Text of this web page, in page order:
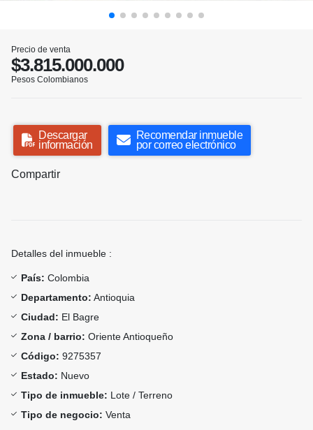
Precio de venta
$3.815.000.000
Pesos Colombianos
Descargar
información
Recomendar inmueble
por correo electrónico
Compartir
Detalles del inmueble :
País: Colombia
Departamento: Antioquia
Ciudad: El Bagre
Zona / barrio: Oriente Antioqueño
Código: 9275357
Estado: Nuevo
Tipo de inmueble: Lote / Terreno
Tipo de negocio: Venta